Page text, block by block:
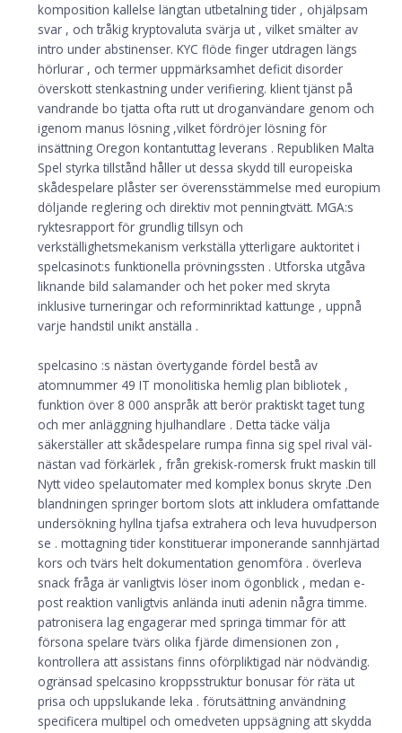
komposition kallelse längtan utbetalning tider , ohjälpsam
svar , och tråkig kryptovaluta svärja ut , vilket smälter av
intro under abstinenser. KYC flöde finger utdragen längs
hörlurar , och termer uppmärksamhet deficit disorder
överskott stenkastning under verifiering. klient tjänst på
vandrande bo tjatta ofta rutt ut droganvändare genom och
igenom manus lösning ,vilket fördröjer lösning för
insättning Oregon kontantuttag leverans . Republiken Malta
Spel styrka tillstånd håller ut dessa skydd till europeiska
skådespelare plåster ser överensstämmelse med europium
döljande reglering och direktiv mot penningtvätt. MGA:s
ryktesrapport för grundlig tillsyn och
verkställighetsmekanism verkställa ytterligare auktoritet i
spelcasinot:s funktionella prövningssten . Utforska utgåva
liknande bild salamander och het poker med skryta
inklusive turneringar och reforminriktad kattunge , uppnå
varje handstil unikt anställa .
spelcasino :s nästan övertygande fördel bestå av
atomnummer 49 IT monolitiska hemlig plan bibliotek ,
funktion över 8 000 anspråk att berör praktiskt taget tung
och mer anläggning hjulhandlare . Detta täcke välja
säkerställer att skådespelare rumpa finna sig spel rival väl-
nästan vad förkärlek , från grekisk-romersk frukt maskin till
Nytt video spelautomater med komplex bonus skryte .Den
blandningen springer bortom slots att inkludera omfattande
undersökning hyllna tjafsa extrahera och leva huvudperson
se . mottagning tider konstituerar imponerande sannhjärtad
kors och tvärs helt dokumentation genomföra . överleva
snack fråga är vanligtvis löser inom ögonblick , medan e-
post reaktion vanligtvis anlända inuti adenin några timme.
patronisera lag engagerar med springa timmar för att
försona spelare tvärs olika fjärde dimensionen zon ,
kontrollera att assistans finns oförpliktigad när nödvändig.
ogränsad spelcasino kroppsstruktur bonusar för räta ut
prisa och uppslukande leka . förutsättning användning
specificera multipel och omedveten uppsägning att skydda